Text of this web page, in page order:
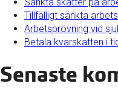
Tillfälligt sänkta
Arbetsprövning vid
Betala kvarskatten i
Senaste